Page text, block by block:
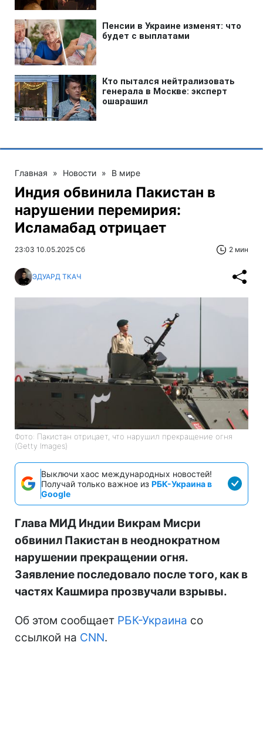
Главная » Новости » В мире
Индия обвинила Пакистан в
нарушении перемирия:
Исламабад отрицает
23:03 10.05.2025 Сб 2 мин
ЭДУАРД ТКАЧ
Фото: Пакистан отрицает, что нарушил прекращение огня
(Getty Images)
Выключи хаос международных новостей!
Получай только важное из РБК-Украина в
Google
Глава МИД Индии Викрам Мисри
обвинил Пакистан в неоднократном
нарушении прекращении огня.
Заявление последовало после того, как в
частях Кашмира прозвучали взрывы.
Об этом сообщает РБК-Украина со
ссылкой на CNN.